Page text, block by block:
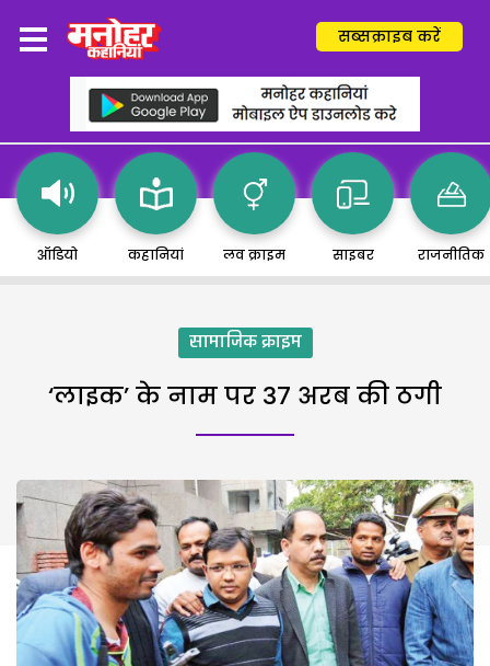
सब्सक्राइब करें
ऑडियो कहानियां लव क्राइम साइबर राजनीतिक
सामाजिक क्राइम
‘लाइक’ के नाम पर 37 अरब की ठगी